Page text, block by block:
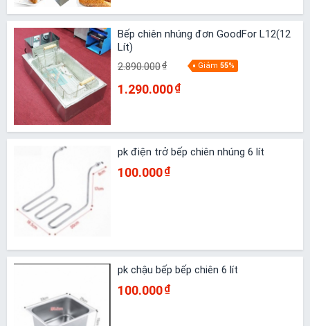
Bếp chiên nhúng đơn GoodFor L12(12
Lít)
2.890.000₫ Giảm 55%
1.290.000₫
pk điện trở bếp chiên nhúng 6 lít
100.000₫
pk chậu bếp bếp chiên 6 lít
100.000₫